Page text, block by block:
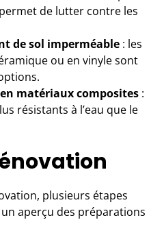
de lutter contre les
de sol imperméable : les
ou en vinyle sont
matériaux composites :
résistants à l’eau que le
plusieurs étapes
aperçu des préparations